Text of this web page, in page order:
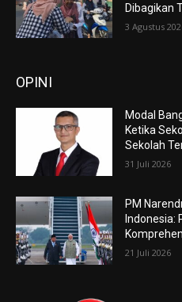
Dibagikan
3 Agustus
OPINI
Modal
Ketika
Sekolah
31 Juli 2026
PM
Indonesia:
21 Juli 2026